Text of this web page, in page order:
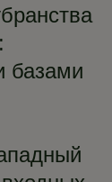
:
базами